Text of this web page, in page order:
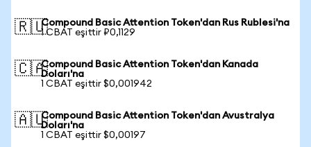
🇷🇺Compound Basic Attention Token'dan Rus Rublesi'na
1 CBAT eşittir ₽0,1129
🇨🇦Compound Basic Attention Token'dan Kanada
Doları'na
1 CBAT eşittir $0,001942
🇦🇺Compound Basic Attention Token'dan Avustralya
Doları'na
1 CBAT eşittir $0,00197